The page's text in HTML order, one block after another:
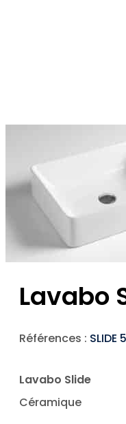
Lavabo
Références : SLIDE
Lavabo Slide
Céramique